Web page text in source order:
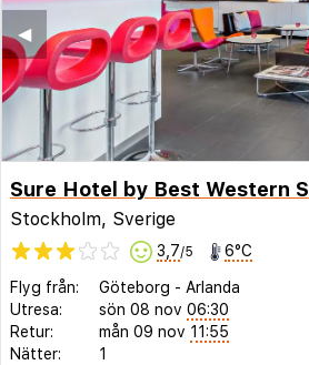
◀︎
Stockholm, Sverige
3,7/5 6°C
Flyg från: Göteborg - Arlanda
Utresa:
sön 08 nov 06:30
Retur:
mån 09 nov 11:55
Nätter:
1